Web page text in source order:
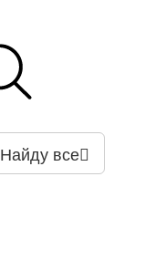
Найду все